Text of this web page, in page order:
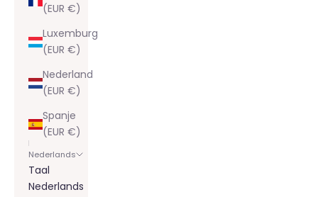
(EUR €)
Luxemburg
(EUR €)
Nederland
(EUR €)
Spanje
(EUR €)
Nederlands
Taal
Nederlands